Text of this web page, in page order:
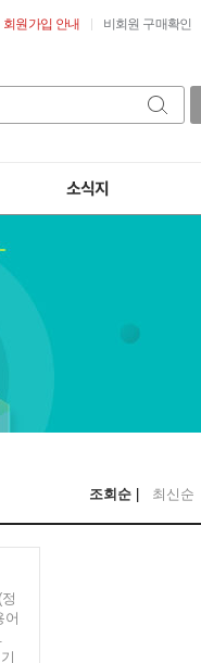
회원가입 안내 비회원 구매확인
소식지
조회순| 최신순
어